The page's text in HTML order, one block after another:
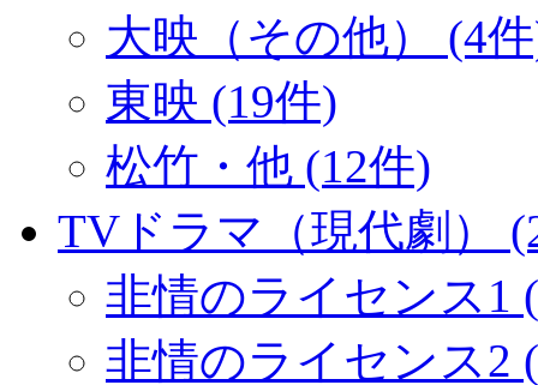
大映（その他） (4
東映 (19件)
松竹・他 (12件)
TVドラマ（現代劇）
非情のライセンス1
非情のライセンス2